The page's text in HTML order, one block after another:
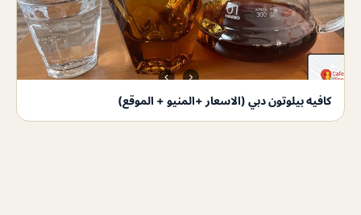
كافيه بيلوتون دبي (الاسعار +المنيو + الموقع)